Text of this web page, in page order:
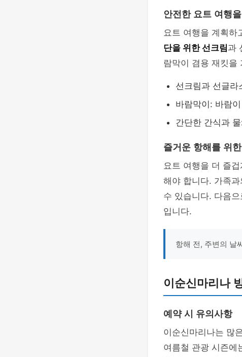
안전한 요트 여행
요트 여행을 계획하
단을 위한 선크림과
람막이 겸용 재킷을
선크림과 선글라
바람막이: 바람
간단한 간식과
즐거운 항해를 위
요트 여행을 더 즐
해야 합니다. 가족
수 있습니다. 다음으
입니다.
항해 전, 주변의 날
이순신마리나
예약 시 유의사항
이순신마리나는 많
여름철 관광 시즌에